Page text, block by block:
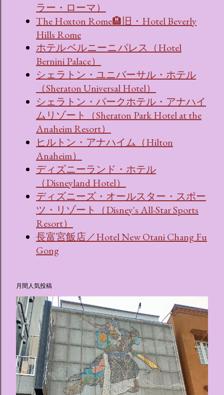
ラー・ローマ）
The Hoxton Rome🏨旧・Hotel Beverly
Hills Rome
ホテル ベルニーニ パレス（Hotel
Bernini Palace）
シェラトン・ユニバーサル・ホテル
（Sheraton Universal Hotel）
シェラトン・パークホテル・アナハイ
ムリゾート（Sheraton Park Hotel at the
Anaheim Resort）
ヒルトン・アナハイム（Hilton
Anaheim）
ディズニーランド・ホテル
（Disneyland Hotel）
ディズニーズ・オールスター・スポー
ツ・リゾート（Disney's All-Star Sports
Resort）
長富宮飯店／Hotel New Otani Chang Fu
Gong
月間人気投稿